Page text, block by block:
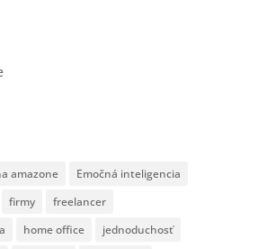
amazone
Emočná inteligencia
firmy
freelancer
home office
jednoduchosť